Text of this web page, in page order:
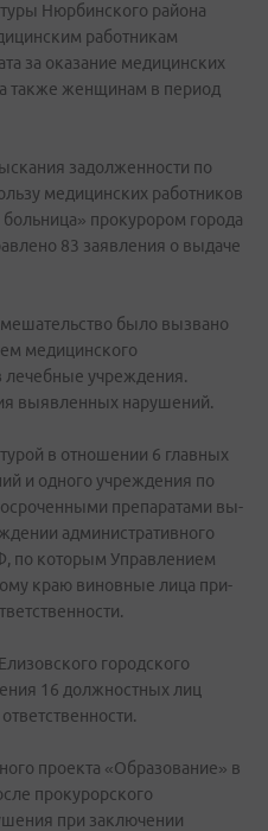
Нюрбинского района
работникам
за оказание медицинских
также женщинам в период
задолженности по
медицинских работников
прокурором города
83 заявления о выдаче
было вызвано
медицинского
лечебные учреждения.
выявленных нарушений.
в отношении 6 главных
и одного учреждения по
препаратами вы-
административного
по которым Управлением
краю виновные лица при-
городского
16 должностных лиц
проекта «Образование» в
прокурорского
при заключении